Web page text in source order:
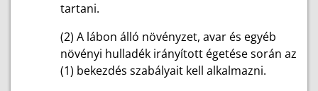
tartani.
(2) A lábon álló növényzet, avar és egyéb
növényi hulladék irányított égetése során az
(1) bekezdés szabályait kell alkalmazni.